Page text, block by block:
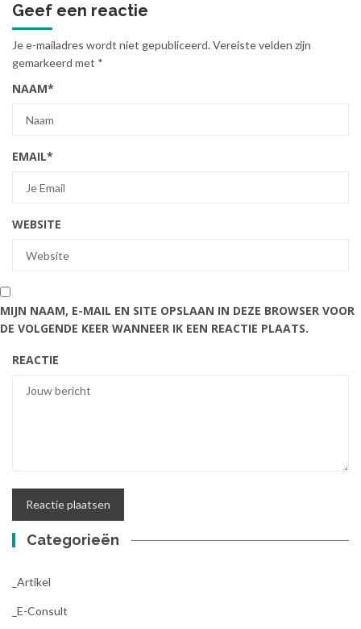
Geef een reactie
Je e-mailadres wordt niet gepubliceerd.Vereiste velden zijn
gemarkeerd met *
NAAM*
EMAIL*
WEBSITE
MIJN NAAM, E-MAIL EN SITE OPSLAAN IN DEZE BROWSER VOOR
DE VOLGENDE KEER WANNEER IK EEN REACTIE PLAATS.
REACTIE
Categorieën
_Artikel
_E-Consult